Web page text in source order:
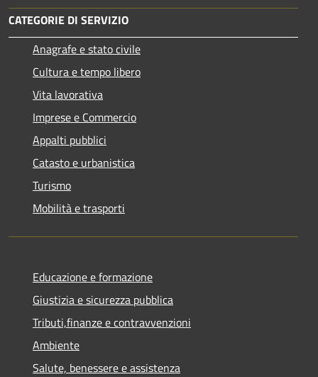
CATEGORIE DI SERVIZIO
Anagrafe e stato civile
Cultura e tempo libero
Vita lavorativa
Imprese e Commercio
Appalti pubblici
Catasto e urbanistica
Turismo
Mobilità e trasporti
Educazione e formazione
Giustizia e sicurezza pubblica
Tributi,finanze e contravvenzioni
Ambiente
Salute, benessere e assistenza